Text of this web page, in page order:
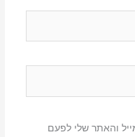
והאתר שלי לפעם